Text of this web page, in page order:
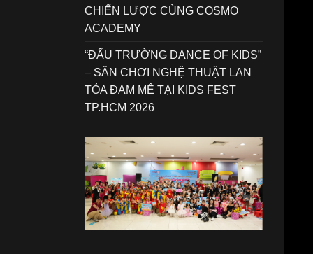
CHIẾN LƯỢC CÙNG COSMO
ACADEMY
“ĐẤU TRƯỜNG DANCE OF KIDS”
– SÂN CHƠI NGHỆ THUẬT LAN
TỎA ĐAM MÊ TẠI KIDS FEST
TP.HCM 2026